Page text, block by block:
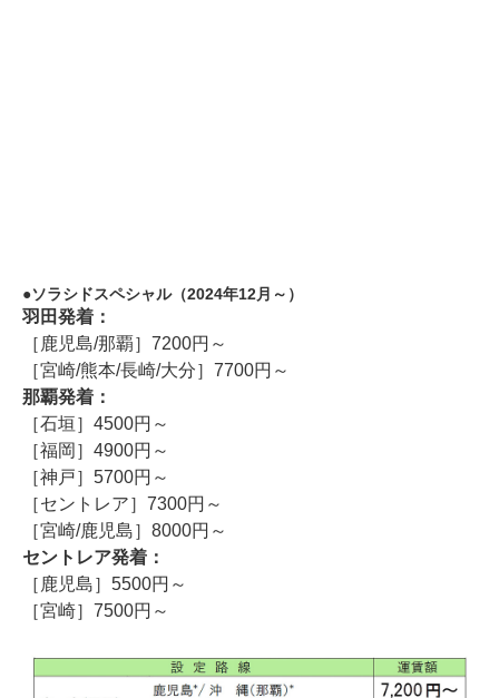
ソラシドスペシャル（2024年12月～）
羽田発着：
［鹿児島/那覇］7200円～
［宮崎/熊本/長崎/大分］7700円～
那覇発着：
［石垣］4500円～
［福岡］4900円～
［神戸］5700円～
［セントレア］7300円～
［宮崎/鹿児島］8000円～
セントレア発着：
［鹿児島］5500円～
［宮崎］7500円～